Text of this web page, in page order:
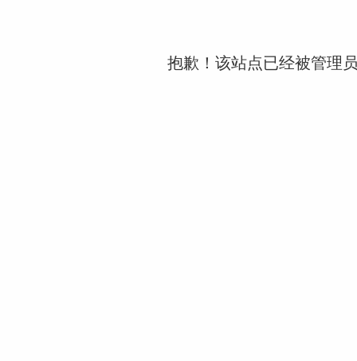
抱歉！该站点已经被管理